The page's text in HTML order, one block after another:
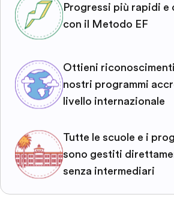
Progressi più rapidi e
con il Metodo EF
Ottieni
nostri programmi
livello internazionale
Tutte le scuole e i
sono gestiti
senza intermediari